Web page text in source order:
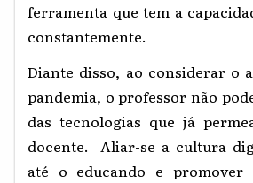
ferramenta que tem a
constantemente.
Diante disso, ao considerar o
pandemia, o professor não
das tecnologias que já
docente.
Aliar-se a cultura
até o educando e promover